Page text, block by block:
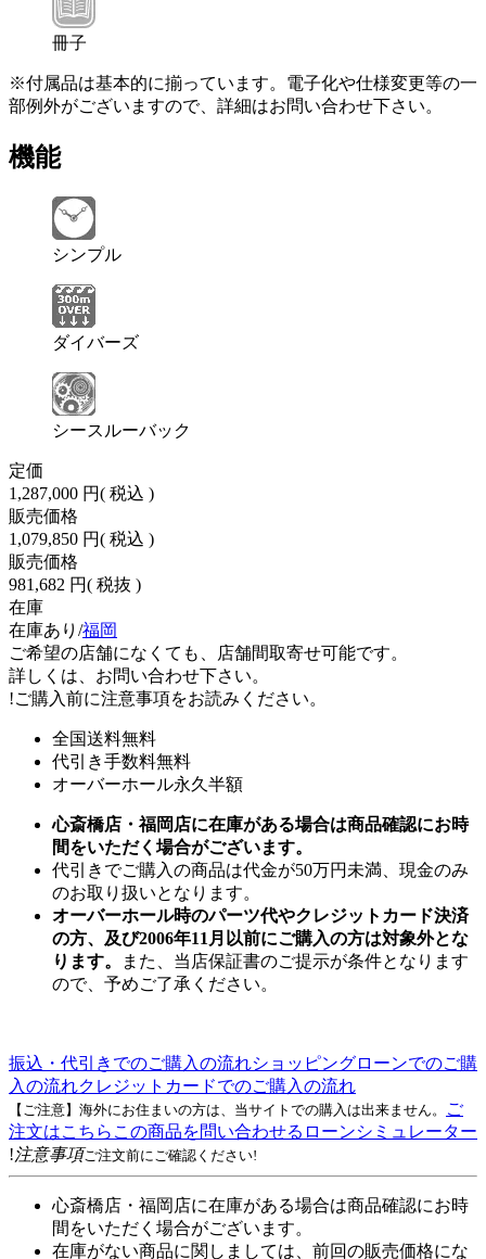
冊子
※付属品は基本的に揃っています。電子化や仕様変更等の一
部例外がございますので、詳細はお問い合わせ下さい。
機能
シンプル
ダイバーズ
シースルーバック
定価
1,287,000 円( 税込 )
販売価格
1,079,850 円( 税込 )
販売価格
981,682 円( 税抜 )
在庫
在庫あり/福岡
ご希望の店舗になくても、店舗間取寄せ可能です。
詳しくは、お問い合わせ下さい。
!ご購入前に注意事項をお読みください。
全国送料無料
代引き手数料無料
オーバーホール永久半額
心斎橋店・福岡店に在庫がある場合は商品確認にお時
間をいただく場合がございます。
代引きでご購入の商品は代金が50万円未満、現金のみ
のお取り扱いとなります。
オーバーホール時のパーツ代やクレジットカード決済
の方、及び2006年11月以前にご購入の方は対象外とな
ります。
また、当店保証書のご提示が条件となります
ので、予めご了承ください。
振込・代引きでのご購入の流れショッピングローンでのご購
入の流れクレジットカードでのご購入の流れ
【ご注意】海外にお住まいの方は、当サイトでの購入は出来ません。
ご
注文はこちら この商品を問い合わせる ローンシミュレーター
!注意事項ご注文前にご確認ください!
心斎橋店・福岡店に在庫がある場合は商品確認にお時
間をいただく場合がございます。
在庫がない商品に関しましては、前回の販売価格にな